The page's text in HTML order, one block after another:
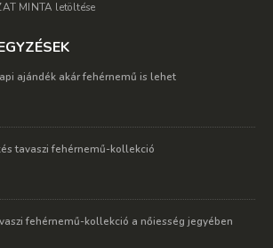
MINTA letöltése
ajándék akár fehérnemű is lehet
tavaszi fehérnemű-kollekció
fehérnemű-kollekció a nőiesség jegyében